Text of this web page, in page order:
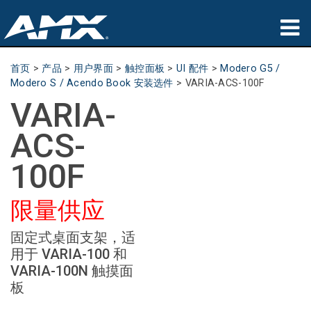
产品
Partners
哪里购买
培训
支持
公司简介
首页 > 产品 > 用户界面 > 触控面板 > UI 配件 > Modero G5 /
Modero S / Acendo Book 安装选件 > VARIA-ACS-100F
VARIA-
ACS-
100F
限量供应
固定式桌面支架，适
用于 VARIA-100 和
VARIA-100N 触摸面
板